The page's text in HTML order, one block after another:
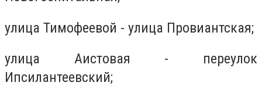
улица Тимофеевой - улица Провиантская;
улица Аистовая - переулок
Ипсилантеевский;